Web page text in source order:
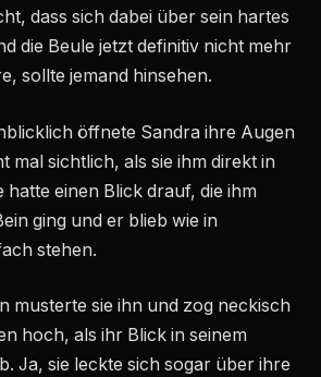
dass sich dabei über sein hartes
die Beule jetzt definitiv nicht mehr
sollte jemand hinsehen.
öffnete Sandra ihre Augen
mal sichtlich, als sie ihm direkt in
hatte einen Blick drauf, die ihm
ging und er blieb wie in
stehen.
musterte sie ihn und zog neckisch
hoch, als ihr Blick in seinem
Ja, sie leckte sich sogar über ihre